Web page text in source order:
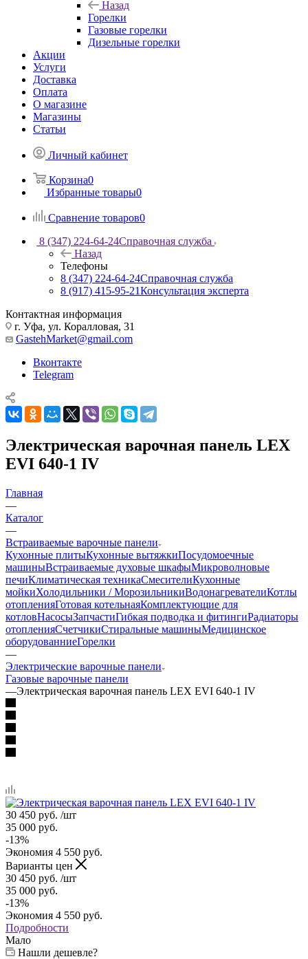
Назад
Горелки
Газовые горелки
Дизельные горелки
Акции
Услуги
Доставка
Оплата
О магазине
Магазины
Статьи
Личный кабинет
Корзина0
Избранные товары0
Сравнение товаров0
8 (347) 224-64-24Справочная служба
Назад
Телефоны
8 (347) 224-64-24Справочная служба
8 (917) 415-95-21Консультация эксперта
Контактная информация
г. Уфа, ул. Коралловая, 31
GastehMarket@gmail.com
Вконтакте
Telegram
Электрическая варочная панель LEX
EVI 640-1 IV
Главная
—
Каталог
—
Встраиваемые варочные панели
Кухонные плитыКухонные вытяжкиПосудомоечные
машиныВстраиваемые духовые шкафыМикроволновые
печиКлиматическая техникаСмесителиКухонные
мойкиХолодильники / МорозильникиВодонагревателиКотлы
отопленияГотовая котельнаяКомплектующие для
котловНасосыЗапчастиГибкая подводка и фитингиРадиаторы
отопленияСчетчикиСтиральные машиныМедицинское
оборудованниеГорелки
—
Электрические варочные панели
Газовые варочные панели
—Электрическая варочная панель LEX EVI 640-1 IV
30 450 руб. /шт
35 000 руб.
-13%
Экономия 4 550 руб.
Варианты цен
30 450 руб. /шт
35 000 руб.
-13%
Экономия 4 550 руб.
Подробности
Мало
Нашли дешевле?